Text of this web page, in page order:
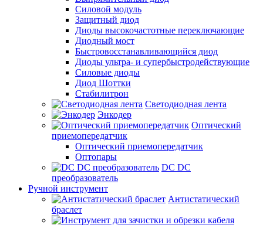
Силовой модуль
Защитный диод
Диоды высокочастотные переключающие
Диодный мост
Быстровосстанавливающийся диод
Диоды ультра- и супербыстродействующие
Силовые диоды
Диод Шоттки
Стабилитрон
Светодиодная лента
Энкодер
Оптический
приемопередатчик
Оптический приемопередатчик
Оптопары
DC DC
преобразователь
Ручной инструмент
Антистатический
браслет